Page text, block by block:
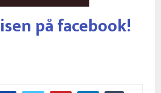
på facebook!